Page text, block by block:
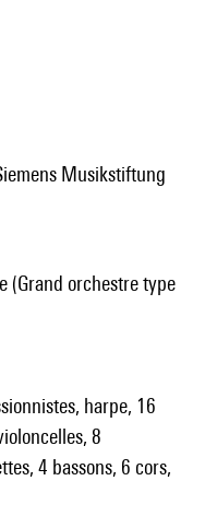
Musikstiftung
(Grand orchestre type
harpe, 16
8
4 bassons, 6 cors,